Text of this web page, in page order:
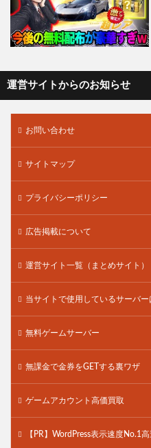
運営サイトからのお知らせ
お問い合わせ
サイトマップ
プライバシーポリシー
広告掲載について
運営サイト一覧（まとめサイト）
当サイトで使用しているサーバー
無料ゲームサーバー
無課金で金券をGETする裏ワザ
ゲームアカウント高価買取
【PR】WordPress表示速度No.1